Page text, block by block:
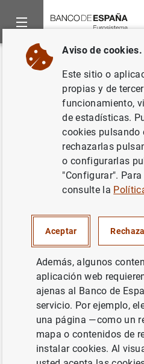
Inicio Noticias y eventos
Volver
Resultados de la
BCE sobre las
los
expectativas de los
de 2024 (307KB)
Evolución
Aviso de cookies.
Este sitio o
propias y de
funcionamiento,
de estadísticas.
cookies pulsando
rechazarlas
o configurarlas
"Configurar".
consulte la
Aceptar
Además, algunos
aplicación web
ajenas al Banco de
servicio. Por ejemplo,
una página —como un
mapa o contenidos de
instalar cookies. Al